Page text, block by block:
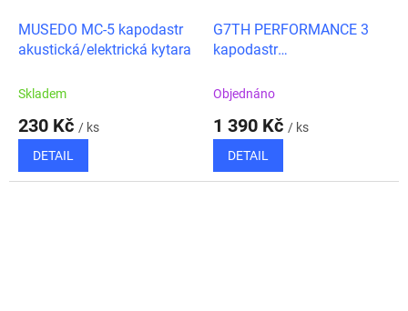
MUSEDO MC-5 kapodastr
akustická/elektrická kytara
Skladem
230 Kč / ks
DETAIL
G7TH PERFORMANCE 3
kapodastr
keltský vzor
Objednáno
1 390 Kč / ks
DETAIL